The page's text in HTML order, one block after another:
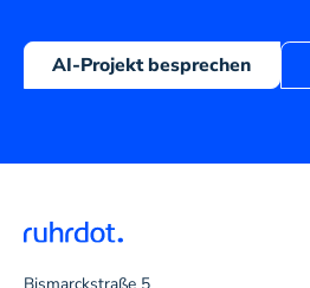
AI-Projekt besprechen
Bismarckstraße 5